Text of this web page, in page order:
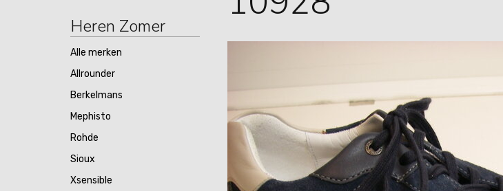
Heren Zomer
Alle merken
Allrounder
Berkelmans
Mephisto
Rohde
Sioux
Xsensible